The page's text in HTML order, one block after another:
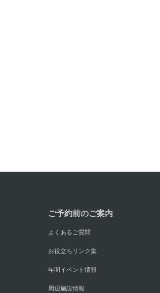
ご予約前のご案内
よくあるご質問
お役立ちリンク集
年間イベント情報
周辺施設情報